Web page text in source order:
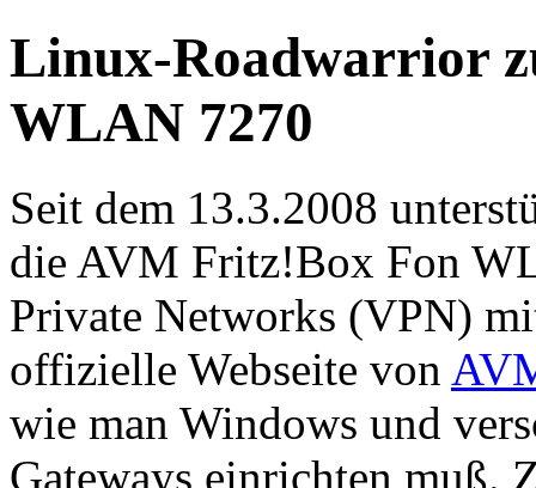
Linux-Roadwarrior
WLAN 7270
Seit dem 13.3.2008
die AVM Fritz!Box Fon
Private Networks (VPN)
offizielle Webseite von
wie man Windows und
Gateways einrichten muß.